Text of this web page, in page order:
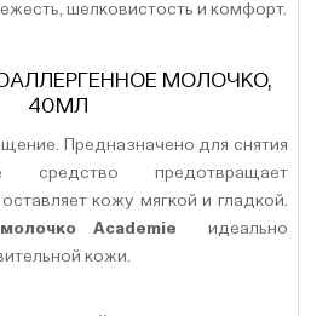
шелковистость и комфорт.
МОЛОЧКО,
40МЛ
Предназначено для снятия
средство предотвращает
кожу мягкой и гладкой.
Academie идеально
кожи.